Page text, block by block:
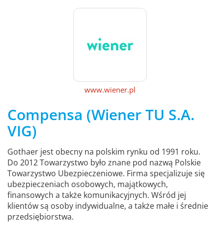
www.wiener.pl
Compensa (Wiener TU S.A.
VIG)
Gothaer jest obecny na polskim rynku od 1991 roku.
Do 2012 Towarzystwo było znane pod nazwą Polskie
Towarzystwo Ubezpieczeniowe. Firma specjalizuje się
ubezpieczeniach osobowych, majątkowych,
finansowych a także komunikacyjnych. Wśród jej
klientów są osoby indywidualne, a także małe i średnie
przedsiębiorstwa.